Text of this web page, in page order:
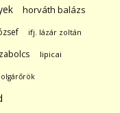
horváth balázs
ifj. lázár zoltán
lipicai